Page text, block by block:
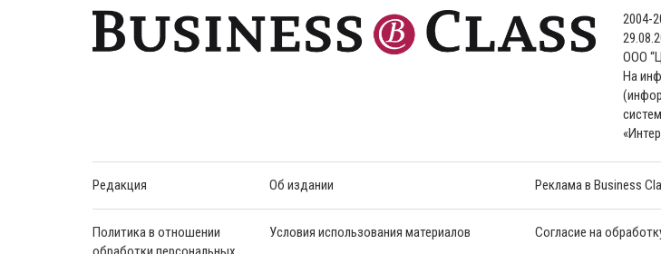
2004-
ООО
На
Редакция Об издании Реклама в Business
Политика в отношении
Условия использования материалов Согласие на